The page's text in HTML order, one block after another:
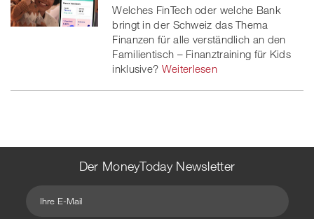
Welches FinTech oder welche Bank
bringt in der Schweiz das Thema
Finanzen für alle verständlich an den
Familientisch – Finanztraining für Kids
inklusive? Weiterlesen
Der MoneyToday Newsletter